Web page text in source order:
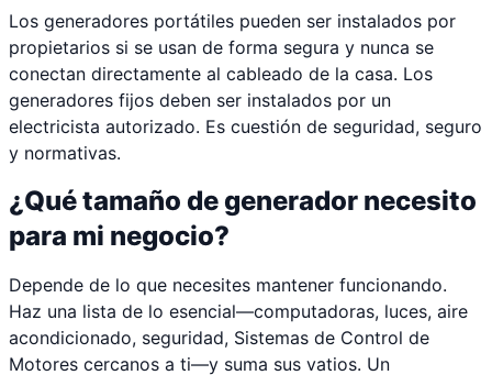
Los generadores portátiles pueden ser instalados por
propietarios si se usan de forma segura y nunca se
conectan directamente al cableado de la casa. Los
generadores fijos deben ser instalados por un
electricista autorizado. Es cuestión de seguridad, seguro
y normativas.
¿Qué tamaño de generador necesito
para mi negocio?
Depende de lo que necesites mantener funcionando.
Haz una lista de lo esencial—computadoras, luces, aire
acondicionado, seguridad, Sistemas de Control de
Motores cercanos a ti—y suma sus vatios. Un